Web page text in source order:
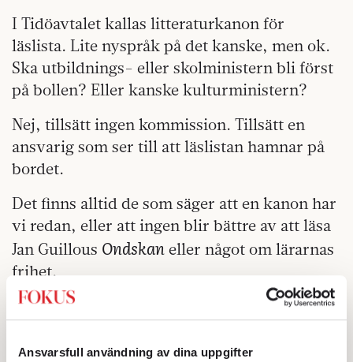
Ansvarsfull användning av dina uppgifter
I Tidöavtalet kallas litteraturkanon för
läslista. Lite nyspråk på det kanske, men ok.
Ska utbildnings- eller skolministern bli först
på bollen? Eller kanske kulturministern?
Nej, tillsätt ingen kommission. Tillsätt en
ansvarig som ser till att läslistan hamnar på
bordet.
Det finns alltid de som säger att en kanon har
vi redan, eller att ingen blir bättre av att läsa
Jan Guillous Ondskan eller något om lärarnas
frihet.
EFTERSOM VI VET DET
på förhand kan vi
det komma och vi bedömde invändningarna